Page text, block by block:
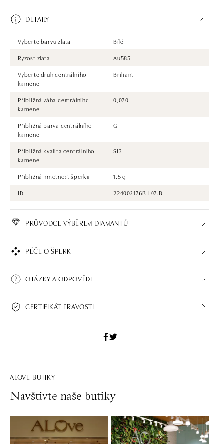
DETAILY
Vyberte barvu zlata
Bílé
Ryzost zlata
Au585
Vyberte druh centrálního
kamene
Briliant
Přibližná váha centrálního
kamene
0,070
Přibližná barva centrálního
kamene
G
Přibližná kvalita centrálního
kamene
SI3
Přibližná hmotnost šperku
1.5 g
ID
224003176B.L07.B
PRŮVODCE VÝBĚREM DIAMANTŮ
PÉČE O ŠPERK
OTÁZKY A ODPOVĚDI
CERTIFIKÁT PRAVOSTI
ALOVE BUTIKY
Navštivte naše butiky